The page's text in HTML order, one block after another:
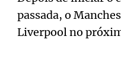
passada, o
Liverpool no